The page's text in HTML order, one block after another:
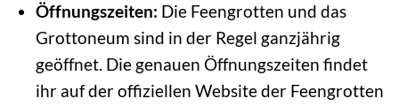
Öffnungszeiten: Die Feengrotten und das
Grottoneum sind in der Regel ganzjährig
geöffnet. Die genauen Öffnungszeiten findet
ihr auf der offiziellen Website der Feengrotten